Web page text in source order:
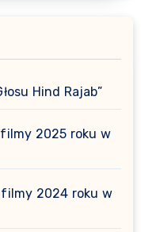
Hind Rajab”
filmy 2025 roku w
filmy 2024 roku w